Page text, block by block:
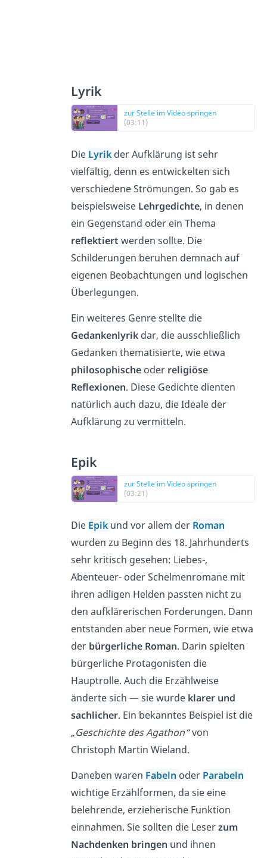
Lyrik
zur Stelle im Video springen
(03:11)
Die Lyrik der Aufklärung ist sehr
vielfältig, denn es entwickelten sich
verschiedene Strömungen. So gab es
beispielsweise Lehrgedichte, in denen
ein Gegenstand oder ein Thema
reflektiert werden sollte. Die
Schilderungen beruhen demnach auf
eigenen Beobachtungen und logischen
Überlegungen.
Ein weiteres Genre stellte die
Gedankenlyrik dar, die ausschließlich
Gedanken thematisierte, wie etwa
philosophische oder religiöse
Reflexionen. Diese Gedichte dienten
natürlich auch dazu, die Ideale der
Aufklärung zu vermitteln.
Epik
zur Stelle im Video springen
(03:21)
Die Epik und vor allem der Roman
wurden zu Beginn des 18. Jahrhunderts
sehr kritisch gesehen: Liebes-,
Abenteuer- oder Schelmenromane mit
ihren adligen Helden passten nicht zu
den aufklärerischen Forderungen. Dann
entstanden aber neue Formen, wie etwa
der bürgerliche Roman. Darin spielten
bürgerliche Protagonisten die
Hauptrolle. Auch die Erzählweise
änderte sich — sie wurde klarer und
sachlicher. Ein bekanntes Beispiel ist die
„Geschichte des Agathon“von
Christoph Martin Wieland.
Daneben waren Fabeln oder Parabeln
wichtige Erzählformen, da sie eine
belehrende, erzieherische Funktion
einnahmen. Sie sollten die Leserzum
Nachdenken bringen und ihnen